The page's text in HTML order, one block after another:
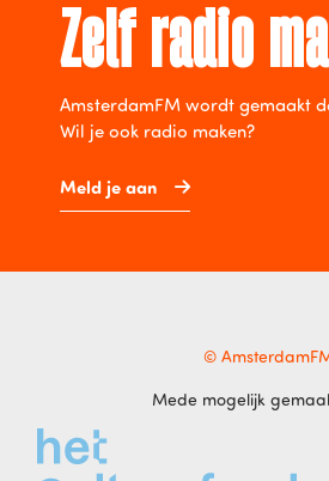
Zelf radio
AmsterdamFM wordt gemaakt
Wil je ook radio maken?
Meld je aan
©
Mede mogelijk